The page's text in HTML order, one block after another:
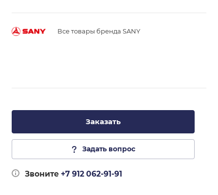
Все товары бренда SANY
Заказать
Задать вопрос
Звоните +7 912 062-91-91